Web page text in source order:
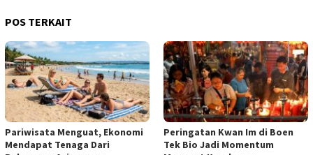
POS TERKAIT
Pariwisata Menguat, Ekonomi
Mendapat Tenaga Dari
Peringatan Kwan Im di Boen
Tek Bio Jadi Momentum